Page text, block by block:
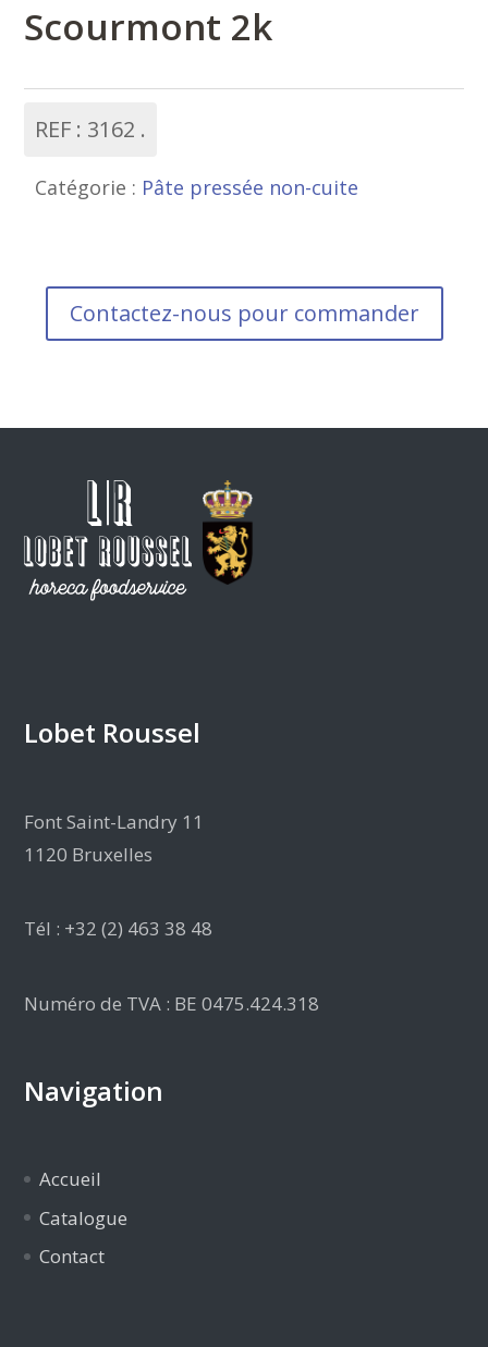
Scourmont 2k
REF : 3162
Catégorie : Pâte pressée non-cuite
Contactez-nous pour commander
Lobet Roussel
Font Saint-Landry 11
1120 Bruxelles
Tél : +32 (2) 463 38 48
Numéro de TVA : BE 0475.424.318
Navigation
Accueil
Catalogue
Contact